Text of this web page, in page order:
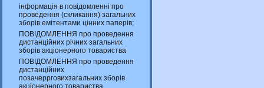
інформація в повідомленні про
проведення (скликання) загальних
зборів емітентами цінних паперів;
ПОВІДОМЛЕННЯ про проведення
дистанційних річних загальних
зборів акціонерного товариства
ПОВІДОМЛЕННЯ про проведення
дистанційних
позачеррговихзагальних зборів
акціонерного товариства